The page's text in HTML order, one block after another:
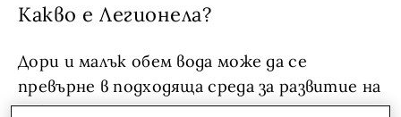
Какво е Легионела?
Дори и малък обем вода може да се
превърне в подходяща среда за развитие на
микроорганизми. Един от